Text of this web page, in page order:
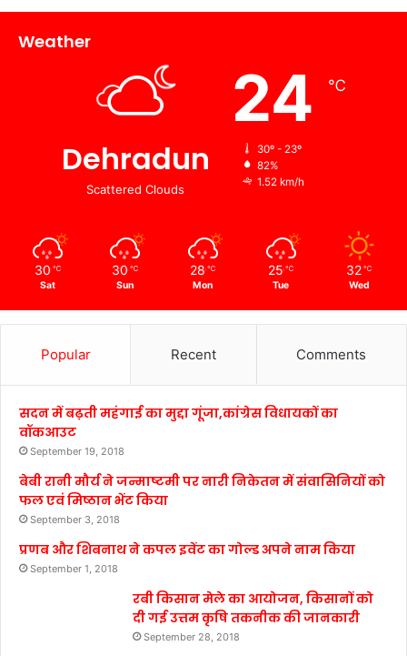
Weather
Dehradun
Scattered Clouds
24 ℃
30º - 23º
82%
1.52 km/h
30 ℃
Sat
30 ℃
Sun
28 ℃
Mon
25 ℃
Tue
32 ℃
Wed
Popular Recent Comments
सदन में बढ़ती महंगाई का मुद्दा गूंजा,कांग्रेस विधायकों का
वॉकआउट
September 19, 2018
बेबी रानी मौर्य ने जन्माष्टमी पर नारी निकेतन में संवासिनियों को
फल एवं मिष्ठान भेंट किया
September 3, 2018
प्रणब और शिबनाथ ने कपल इवेंट का गोल्ड अपने नाम किया
September 1, 2018
रबी किसान मेले का आयोजन, किसानों को
दी गई उत्तम कृषि तकनीक की जानकारी
September 28, 2018